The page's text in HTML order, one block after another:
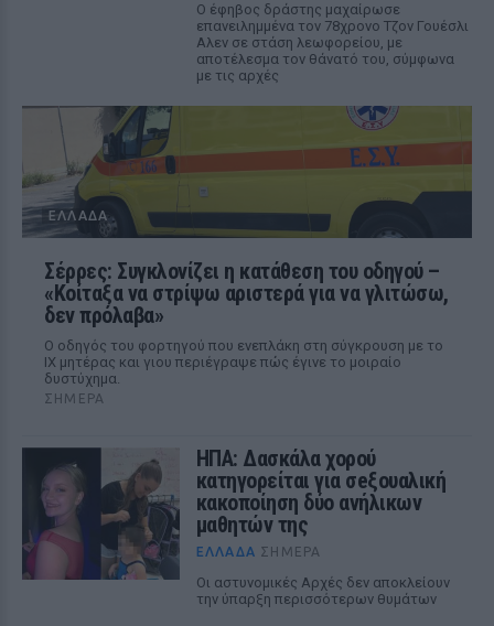
Ο έφηβος δράστης μαχαίρωσε
επανειλημμένα τον 78χρονο Τζον Γουέσλι
Αλεν σε στάση λεωφορείου, με
αποτέλεσμα τον θάνατό του, σύμφωνα
με τις αρχές
ΕΛΛΆΔΑ
Σέρρες: Συγκλονίζει η κατάθεση του οδηγού –
«Κοίταξα να στρίψω αριστερά για να γλιτώσω,
δεν πρόλαβα»
Ο οδηγός του φορτηγού που ενεπλάκη στη σύγκρουση με το
ΙΧ μητέρας και γιου περιέγραψε πώς έγινε το μοιραίο
δυστύχημα.
ΣΉΜΕΡΑ
ΗΠΑ: Δασκάλα χορού
κατηγορείται για σeξουαλική
κακοποίηση δύο ανήλικων
μαθητών της
ΕΛΛΆΔΑ ΣΉΜΕΡΑ
Οι αστυνομικές Αρχές δεν αποκλείουν
την ύπαρξη περισσότερων θυμάτων